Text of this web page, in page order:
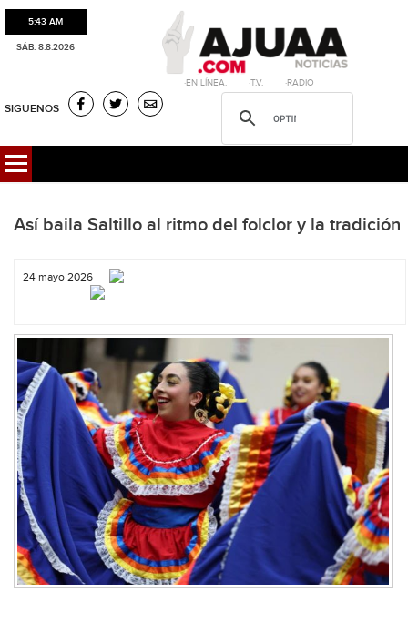
5:43 AM
SÁB. 8.8.2026
·EN LÍNEA. ·T.V. ·RADIO
SIGUENOS
Así baila Saltillo al ritmo del folclor y la tradición
24 mayo 2026